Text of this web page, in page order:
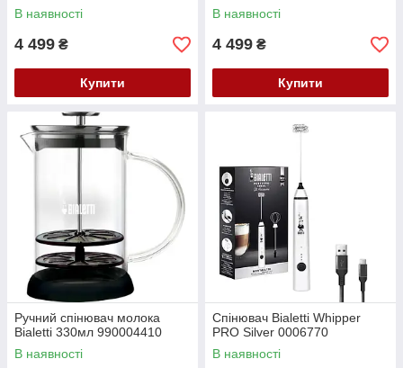
В наявності
4 499 ₴
Купити
В наявності
4 499 ₴
Купити
Ручний спінювач молока
Bialetti 330мл 990004410
В наявності
Спінювач Bialetti Whipper
PRO Silver 0006770
В наявності